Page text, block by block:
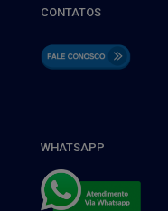
CONTATOS
WHATSAPP